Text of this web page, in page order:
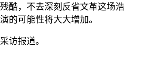
酷，不去深刻反省文革这场浩
的可能性将大大增加。
访报道。